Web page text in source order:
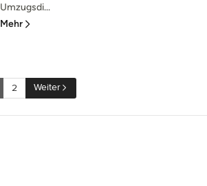
Umzugsdi...
Mehr
2 Weiter